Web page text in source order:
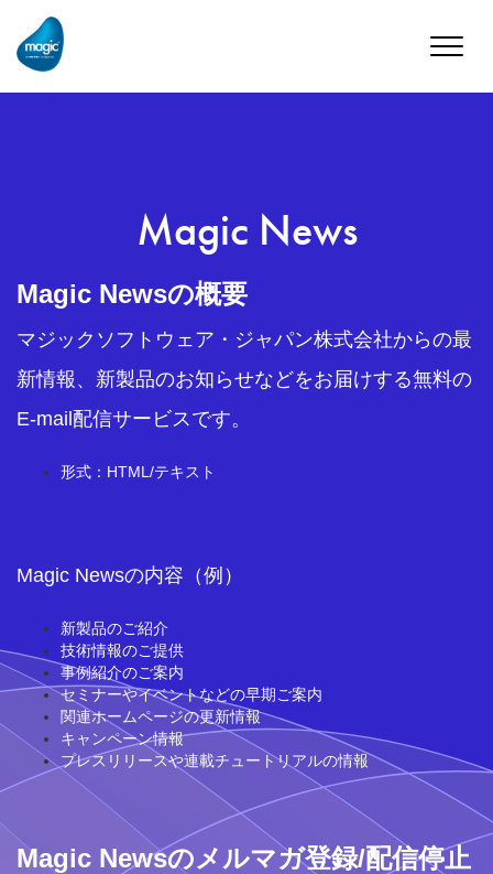
Toggle
Magic News
Magic Newsの概要
マジックソフトウェア・ジャパン株式会社からの最
新情報、新製品のお知らせなどをお届けする無料の
E-mail配信サービスです。
形式：HTML/テキスト
Magic Newsの内容（例）
新製品のご紹介
技術情報のご提供
事例紹介のご案内
セミナーやイベントなどの早期ご案内
関連ホームページの更新情報
キャンペーン情報
プレスリリースや連載チュートリアルの情報
Magic Newsのメルマガ登録/配信停止